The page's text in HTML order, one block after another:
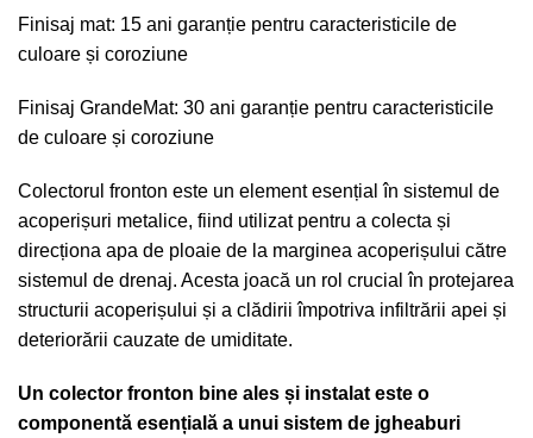
Finisaj mat: 15 ani garanție pentru caracteristicile de
culoare și coroziune
Finisaj GrandeMat: 30 ani garanție pentru caracteristicile
de culoare și coroziune
Colectorul fronton este un element esențial în sistemul de
acoperișuri metalice, fiind utilizat pentru a colecta și
direcționa apa de ploaie de la marginea acoperișului către
sistemul de drenaj. Acesta joacă un rol crucial în protejarea
structurii acoperișului și a clădirii împotriva infiltrării apei și
deteriorării cauzate de umiditate.
Un colector fronton bine ales și instalat este o
componentă esențială a unui sistem de jgheaburi